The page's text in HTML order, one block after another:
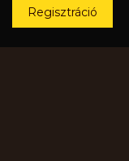
Regisztráció